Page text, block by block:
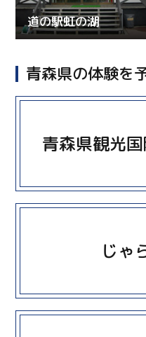
道の駅虹の湖
青森県の体験を
青森県観光
more
じゃ
more
more